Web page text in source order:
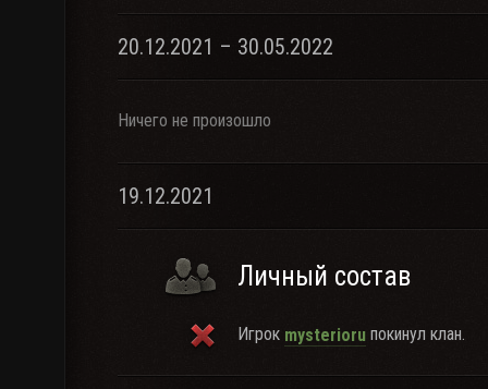
20.12.2021 – 30.05.2022
Ничего не произошло
19.12.2021
Личный состав
Игрок mysterioru покинул клан.